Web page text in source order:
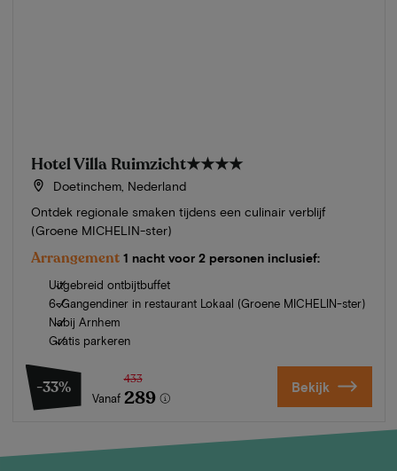
Hotel Villa Ruimzicht★★★★
Doetinchem, Nederland
Ontdek regionale smaken tijdens een culinair verblijf
(Groene MICHELIN-ster)
Arrangement 1 nacht voor 2 personen inclusief:
Uitgebreid ontbijtbuffet
6-Gangendiner in restaurant Lokaal (Groene MICHELIN-ster)
Nabij Arnhem
Gratis parkeren
-33%
Vanaf
433
289 Bekijk